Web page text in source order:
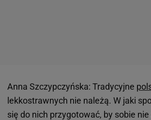
Anna Szczypczyńska: Tradycyjne
lekkostrawnych nie należą. W jaki
się do nich przygotować, by sobie